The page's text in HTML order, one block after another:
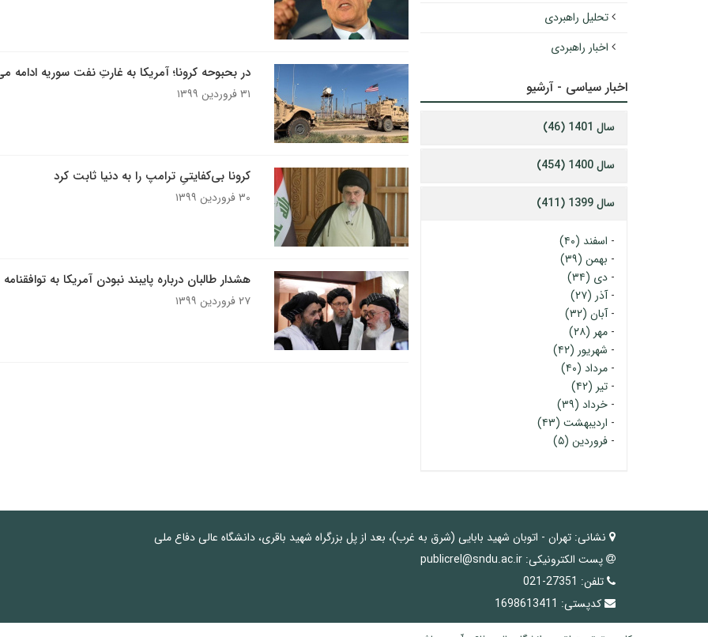
در بحبوحه کرونا؛ آمریکا به غارتِ نفت سوریه ادامه
۳۱ فروردین ۱۳۹۹
کرونا بی‌کفایتیِ ترامپ را به دنیا ثابت کرد
۳۰ فروردین ۱۳۹۹
هشدار طالبان درباره پایبند نبودن آمریکا به
۲۷ فروردین ۱۳۹۹
تحلیل راهبردی
اخبار راهبردی
اخبار سیاسی - آرشیو
سال 1401 (46)
سال 1400 (454)
سال 1399 (411)
- اسفند (۴۰)
- بهمن (۳۹)
- دی (۳۴)
-آذر (۲۷)
-آبان (۳۲)
- مهر (۲۸)
- شهریور (۴۲)
- مرداد (۴۰)
- تیر (۴۲)
- خرداد (۳۹)
- اردیبهشت (۴۳)
- فروردین (۵)
نشانی: تهران - اتوبان شهید بابایی (شرق به غرب)، بعد از پل بزرگراه شهید باقری، دانشگاه عالی دفاع ملی
پست الکترونیکی: publicrel@sndu.ac.ir
تلفن: 27351-021
کدپستی: 1698613411